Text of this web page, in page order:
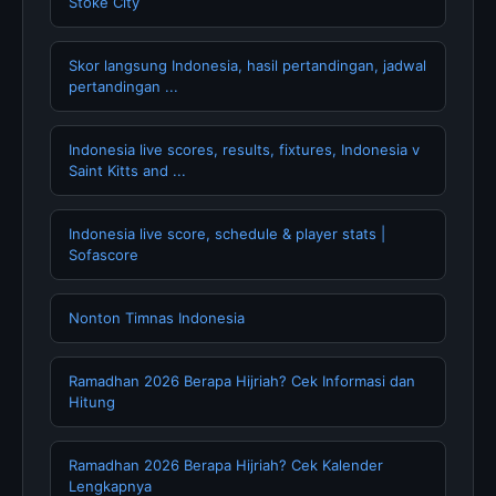
Skor langsung Indonesia, hasil pertandingan, jadwal
pertandingan ...
Indonesia live scores, results, fixtures, Indonesia v
Saint Kitts and ...
Indonesia live score, schedule & player stats |
Sofascore
Nonton Timnas Indonesia
Ramadhan 2026 Berapa Hijriah? Cek Informasi dan
Hitung
Ramadhan 2026 Berapa Hijriah? Cek Kalender
Lengkapnya